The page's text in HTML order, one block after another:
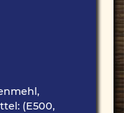
(E500,